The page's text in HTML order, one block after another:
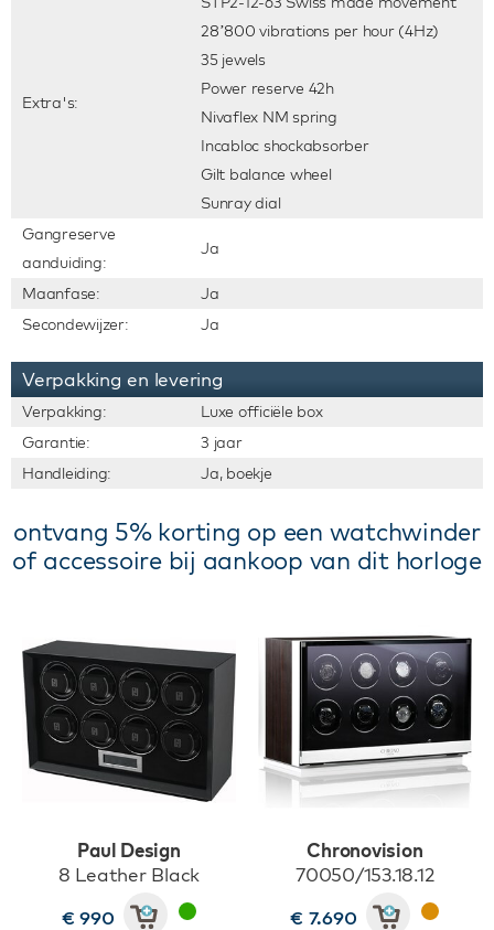
Extra's:
28’800 vibrations per hour (4Hz)
35 jewels
Power reserve 42h
Nivaflex NM spring
Incabloc shockabsorber
Gilt balance wheel
Sunray dial
Gangreserve
aanduiding:
Ja
Maanfase:
Ja
Secondewijzer:
Ja
Verpakking en levering
Verpakking:
Luxe officiële box
Garantie:
3 jaar
Handleiding:
Ja, boekje
ontvang 5% korting op een watchwinder
of accessoire bij aankoop van dit horloge
Paul Design
8 Leather Black
€ 990
Chronovision
70050/153.18.12
€ 7.690